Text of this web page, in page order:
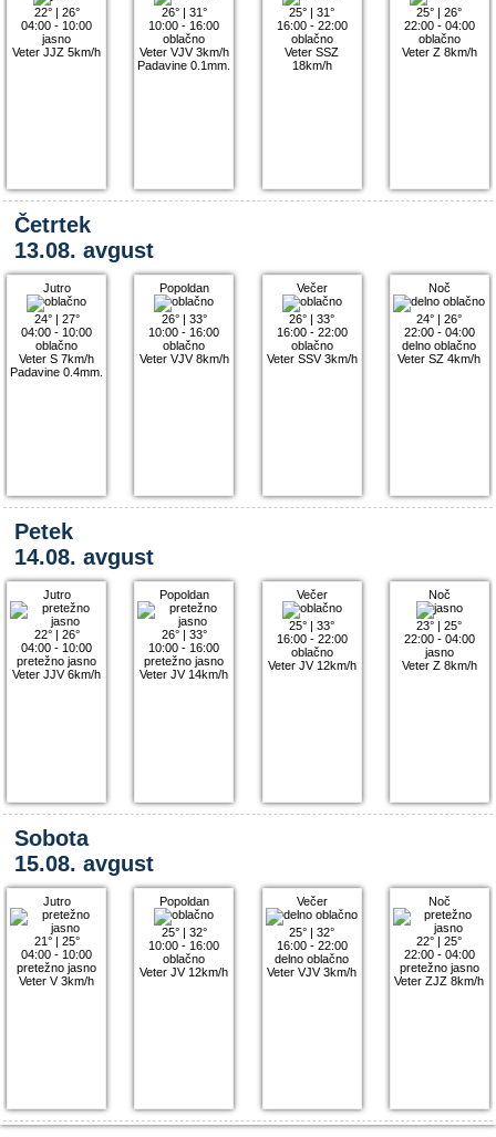
22°| 26°
04:00 - 10:00
jasno
Veter JJZ 5km/h
26°| 31°
10:00 - 16:00
oblačno
Veter VJV 3km/h
Padavine 0.1mm.
25° |31°
16:00 - 22:00
oblačno
Veter SSZ
18km/h
25° |26°
22:00 - 04:00
oblačno
Veter Z 8km/h
Četrtek
13.08. avgust
Jutro
24°| 27°
04:00 - 10:00
oblačno
Veter S 7km/h
Padavine 0.4mm.
Popoldan
26°| 33°
10:00 - 16:00
oblačno
Veter VJV 8km/h
Večer
26° |33°
16:00 - 22:00
oblačno
Veter SSV 3km/h
Noč
24° |26°
22:00 - 04:00
delno oblačno
Veter SZ 4km/h
Petek
14.08. avgust
Jutro
22°| 26°
04:00 - 10:00
pretežno jasno
Veter JJV 6km/h
Popoldan
26°| 33°
10:00 - 16:00
pretežno jasno
Veter JV 14km/h
Večer
25° |33°
16:00 - 22:00
oblačno
Veter JV 12km/h
Noč
23° |25°
22:00 - 04:00
jasno
Veter Z 8km/h
Sobota
15.08. avgust
Jutro
21°| 25°
04:00 - 10:00
pretežno jasno
Veter V 3km/h
Popoldan
25°| 32°
10:00 - 16:00
oblačno
Veter JV 12km/h
Večer
25° |32°
16:00 - 22:00
delno oblačno
Veter VJV 3km/h
Noč
22° |25°
22:00 - 04:00
pretežno jasno
Veter ZJZ 8km/h